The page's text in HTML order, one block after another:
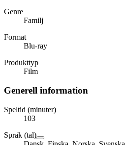
Genre
Familj
Format
Blu-ray
Produkttyp
Film
Generell information
Speltid (minuter)
103
Språk (tal)